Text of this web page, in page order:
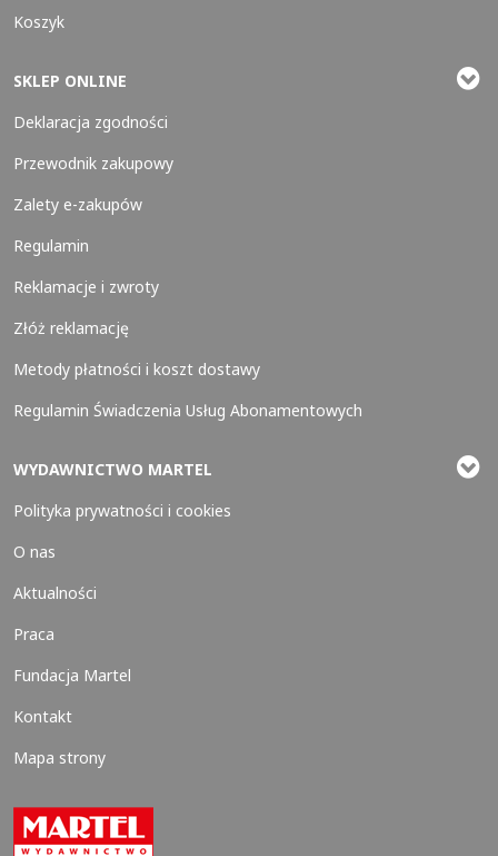
Koszyk
SKLEP ONLINE
Deklaracja zgodności
Przewodnik zakupowy
Zalety e-zakupów
Regulamin
Reklamacje i zwroty
Złóż reklamację
Metody płatności i koszt dostawy
Regulamin Świadczenia Usług Abonamentowych
WYDAWNICTWO MARTEL
Polityka prywatności i cookies
O nas
Aktualności
Praca
Fundacja Martel
Kontakt
Mapa strony